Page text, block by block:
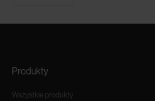
Produkty
Wszystkie produkty